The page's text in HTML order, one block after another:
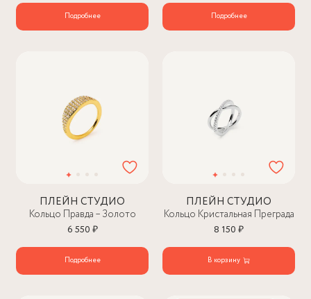
Подробнее Подробнее
ПЛЕЙН СТУДИО
Кольцо Правда – Золото
6 550 ₽
Подробнее
ПЛЕЙН СТУДИО
Кольцо Кристальная Преграда
8 150 ₽
В корзину